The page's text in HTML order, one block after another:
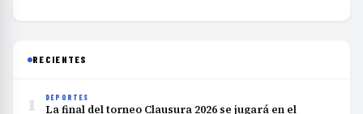
RECIENTES
1 DEPORTES
La final del torneo Clausura 2026 se jugará en el